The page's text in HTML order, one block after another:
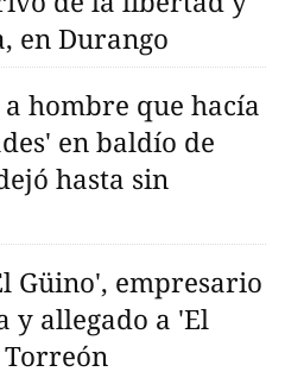
en Durango
hombre que hacía
en baldío de
hasta sin
Güino', empresario
y allegado a 'El